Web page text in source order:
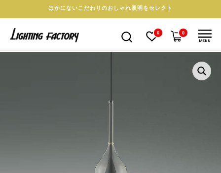
ほかにないこだわりのおしゃれ照明をセレクト
0 0
MENU